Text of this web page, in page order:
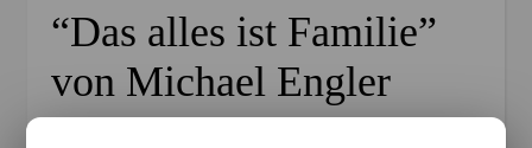
“Das alles ist Familie”
von Michael Engler